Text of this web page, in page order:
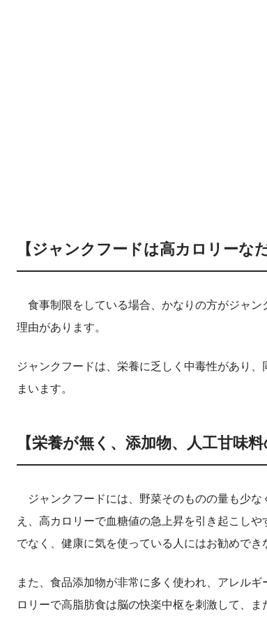
【ジャンクフードは高カロリーな
食事制限をしている場合、かなりの方がジャン
理由があります。
ジャンクフードは、栄養に乏しく中毒性があり
まいます。
【栄養が無く、添加物、人工甘味料
ジャンクフードには、野菜そのものの量も少な
え、高カロリーで血糖値の急上昇を引き起こし
でなく、健康に気を使っている人にはお勧めでき
また、食品添加物が非常に多く使われ、アレル
ロリーで高脂肪食は脳の快楽中枢を刺激して、ま